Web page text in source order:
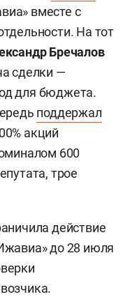
вместе с
На тот
Бречалов
сделки —
для бюджета.
поддержал
акций
600
трое
действие
до 28 июля